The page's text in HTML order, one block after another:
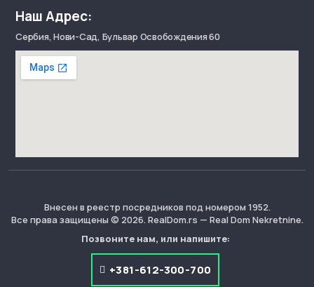
Наш Адрес:
Сербия, Нови-Сад, Бульвар Освобождения 60
Внесен в реестр посредников под номером 1952.
Все права защищены © 2026. RealDom.rs — Real Dom Nekretnine.
Позвоните нам, или напишите:
+381-612-300-700